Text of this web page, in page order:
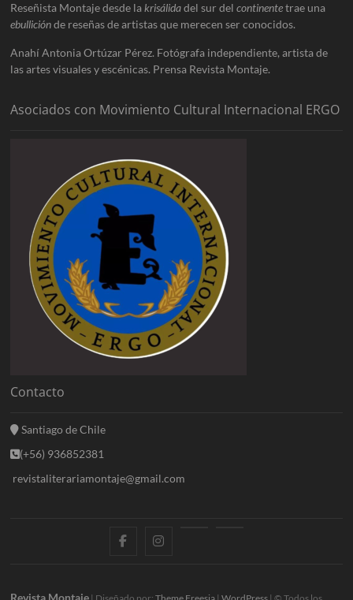
Reseñista Montaje desde lakrisálidadel sur delcontinentetrae una
ebulliciónde reseñas de artistas que merecen ser conocidos.
Anahí Antonia Ortúzar Pérez. Fotógrafa independiente, artista de
las artes visuales y escénicas. Prensa Revista Montaje.
Asociados con Movimiento Cultural Internacional ERGO
Contacto
Santiago de Chile
(+56) 936852381
revistaliterariamontaje@gmail.com
c s t o